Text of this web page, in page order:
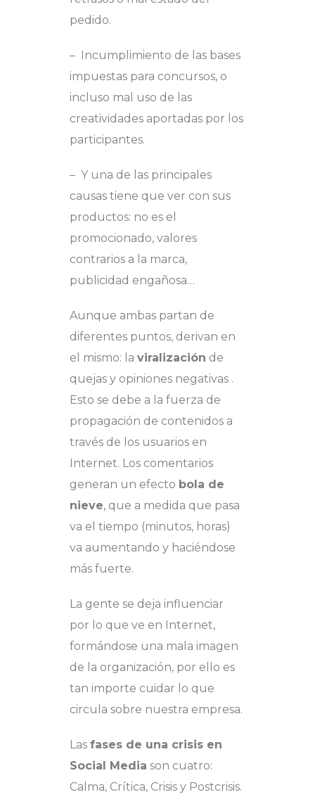
pedido.
– Incumplimiento de las bases
impuestas para concursos, o
incluso mal uso de las
creatividades aportadas por los
participantes.
– Y una de las principales
causas tiene que ver con sus
productos: no es el
promocionado, valores
contrarios a la marca,
publicidad engañosa…
Aunque ambas partan de
diferentes puntos, derivan en
el mismo: la viralización de
quejas y opiniones negativas .
Esto se debe a la fuerza de
propagación de contenidos a
través de los usuarios en
Internet. Los comentarios
generan un efecto bola de
nieve, que a medida que pasa
va el tiempo (minutos, horas)
va aumentando y haciéndose
más fuerte.
La gente se deja influenciar
por lo que ve en Internet,
formándose una mala imagen
de la organización, por ello es
tan importe cuidar lo que
circula sobre nuestra empresa.
Las fases de una crisis en
Social Media son cuatro:
Calma, Crítica, Crisis y Postcrisis.